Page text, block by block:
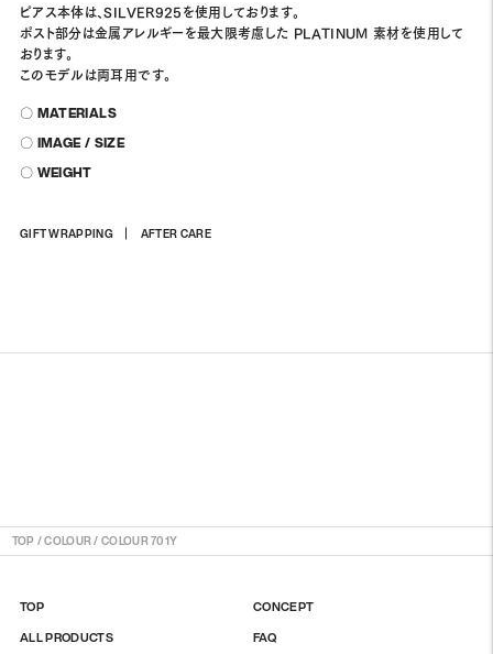
ピアス本体は、SILVER925を使用しております。
ポスト部分は金属アレルギーを最大限考慮した PLATINUM 素材を使用して
おります。
このモデルは両耳用です。
〇 MATERIALS
〇 IMAGE / SIZE
〇 WEIGHT
GIFT WRAPPING AFTER CARE
商
TOP /COLOUR/COLOUR 701Y
TOP
ALL PRODUCTS
CONCEPT
FAQ